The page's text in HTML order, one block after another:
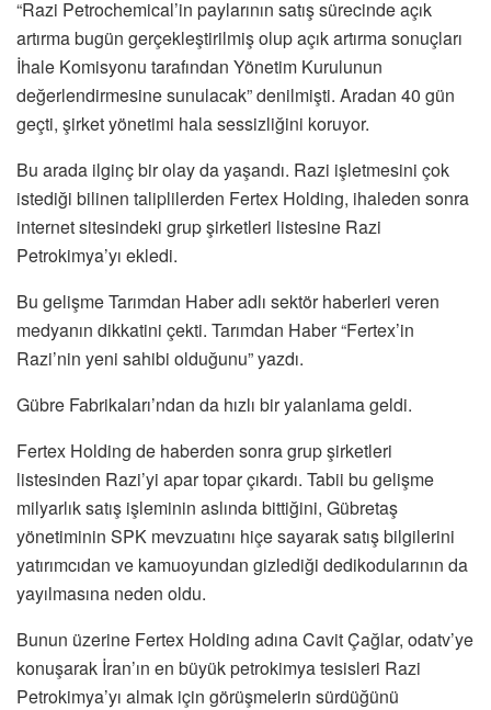
“Razi Petrochemical’in paylarının satış sürecinde açık
artırma bugün gerçekleştirilmiş olup açık artırma sonuçları
İhale Komisyonu tarafından Yönetim Kurulunun
değerlendirmesine sunulacak” denilmişti. Aradan 40 gün
geçti, şirket yönetimi hala sessizliğini koruyor.
Bu arada ilginç bir olay da yaşandı. Razi işletmesini çok
istediği bilinen taliplilerden Fertex Holding, ihaleden sonra
internet sitesindeki grup şirketleri listesine Razi
Petrokimya’yı ekledi.
Bu gelişme Tarımdan Haber adlı sektör haberleri veren
medyanın dikkatini çekti. Tarımdan Haber “Fertex’in
Razi’nin yeni sahibi olduğunu” yazdı.
Gübre Fabrikaları’ndan da hızlı bir yalanlama geldi.
Fertex Holding de haberden sonra grup şirketleri
listesinden Razi’yi apar topar çıkardı. Tabii bu gelişme
milyarlık satış işleminin aslında bittiğini, Gübretaş
yönetiminin SPK mevzuatını hiçe sayarak satış bilgilerini
yatırımcıdan ve kamuoyundan gizlediği dedikodularının da
yayılmasına neden oldu.
Bunun üzerine Fertex Holding adına Cavit Çağlar, odatv’ye
konuşarak İran’ın en büyük petrokimya tesisleri Razi
Petrokimya’yı almak için görüşmelerin sürdüğünü